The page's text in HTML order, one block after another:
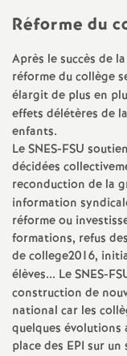
Réforme du
Après le succès de
réforme du collège
élargit de plus en
effets délétères de
enfants.
LeSNES-FSU
décidées
reconduction de la
information
réforme ou
formations, refus des
de college2016,
élèves... LeSNES-
construction de
national car les
quelques évolutions
place des EPI sur un